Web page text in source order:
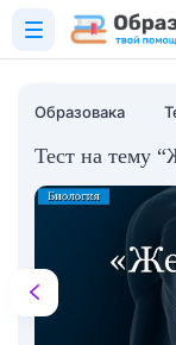
Образовака
Тест на тему